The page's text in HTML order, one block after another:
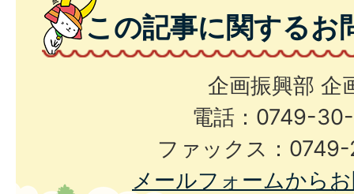
この記事に関するお
企画振興部 企
電話：0749-
ファックス：
メールフォームから